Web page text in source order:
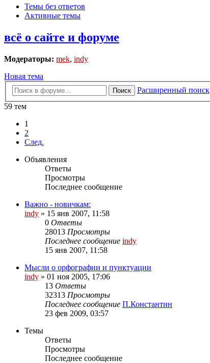
Темы без ответов
Активные темы
всё о сайте и форуме
Модераторы: mek, indy
Новая тема
Поиск
Расширенный поиск
59 тем
1
2
След.
Объявления
Ответы
Просмотры
Последнее сообщение
Важно - новичкам:
indy » 15 янв 2007, 11:58
0 Ответы
28013 Просмотры
Последнее сообщение indy
15 янв 2007, 11:58
Мысли о орфографии и пунктуации
indy » 01 ноя 2005, 17:06
13 Ответы
32313 Просмотры
Последнее сообщение П.Константин
23 фев 2009, 03:57
Темы
Ответы
Просмотры
Последнее сообщение